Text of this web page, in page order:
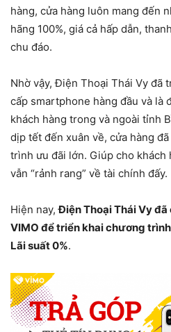
hàng, cửa hàng luôn mang đến
hãng 100%, giá cả hấp dẫn,
chu đáo.
Nhờ vậy, Điện Thoại Thái Vy đã
cấp smartphone hàng đầu và là
khách hàng trong và ngoài tỉnh
dịp tết đến xuân về, cửa hàng
trình ưu đãi lớn. Giúp cho khách
vẫn “rảnh rang” về tài chính đấy.
Hiện nay,Điện Thoại Thái Vy
VIMO để triển khai chương
Lãi suất 0%.